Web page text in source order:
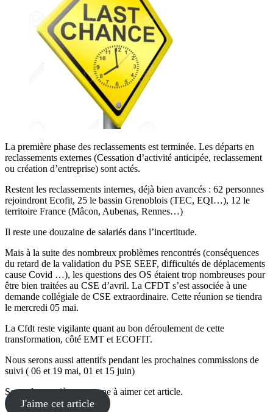
La première phase des reclassements est terminée. Les départs en
reclassements externes (Cessation d’activité anticipée, reclassement
ou création d’entreprise) sont actés.
Restent les reclassements internes, déjà bien avancés : 62 personnes
rejoindront Ecofit, 25 le bassin Grenoblois (TEC, EQI…), 12 le
territoire France (Mâcon, Aubenas, Rennes…)
Il reste une douzaine de salariés dans l’incertitude.
Mais à la suite des nombreux problèmes rencontrés (conséquences
du retard de la validation du PSE SEEF, difficultés de déplacements
cause Covid …), les questions des OS étaient trop nombreuses pour
être bien traitées au CSE d’avril. La CFDT s’est associée à une
demande collégiale de CSE extraordinaire. Cette réunion se tiendra
le mercredi 05 mai.
La Cfdt reste vigilante quant au bon déroulement de cette
transformation, côté EMT et ECOFIT.
Nous serons aussi attentifs pendant les prochaines commissions de
suivi ( 06 et 19 mai, 01 et 15 juin)
Soyez la première personne à aimer cet article.
J'aime cet article